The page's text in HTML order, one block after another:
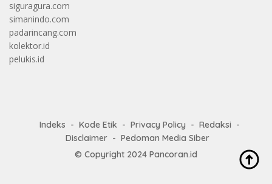
siguragura.com
simanindo.com
padarincang.com
kolektor.id
pelukis.id
Indeks Kode Etik Privacy Policy
Redaksi
Disclaimer
Pedoman Media Siber
© Copyright 2024 Pancoran.id